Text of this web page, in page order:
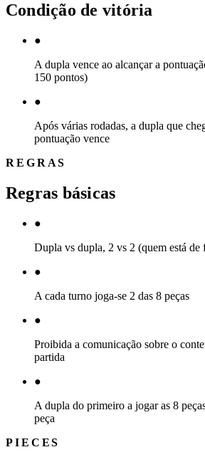
Condição de vitória
●
A dupla vence ao alcançar a
150 pontos)
●
Após várias rodadas, a dupla que
pontuação vence
REGRAS
Regras básicas
●
Dupla vs dupla, 2 vs 2 (quem está de
●
A cada turno joga-se 2 das 8 peças
●
Proibida a comunicação sobre o
partida
●
A dupla do primeiro a jogar as 8
peça
PIECES